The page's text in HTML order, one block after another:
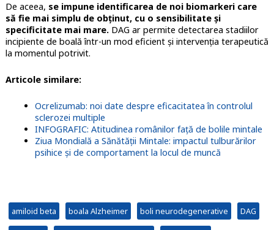
De aceea, se impune identificarea de noi biomarkeri care
să fie mai simplu de obținut, cu o sensibilitate și
specificitate mai mare.DAG ar permite detectarea stadiilor
incipiente de boală într-un mod eficient și intervenția terapeutică
la momentul potrivit.
Articole similare:
Ocrelizumab: noi date despre eficacitatea în controlul
sclerozei multiple
INFOGRAFIC: Atitudinea românilor față de bolile mintale
Ziua Mondială a Sănătății Mintale: impactul tulburărilor
psihice și de comportament la locul de muncă
amiloid beta boala Alzheimer boli neurodegenerative DAG